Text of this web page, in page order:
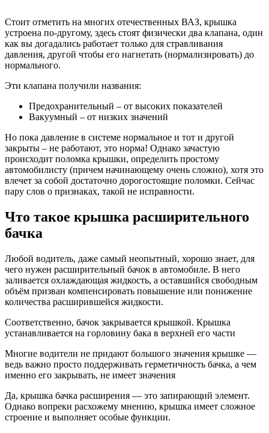
Стоит отметить на многих отечественных ВАЗ, крышка
устроена по-другому, здесь стоят физически два клапана, один
как вы догадались работает только для стравливания
давления, другой чтобы его нагнетать (нормализировать) до
нормального.
Эти клапана получили названия:
Предохранительный – от высоких показателей
Вакуумный – от низких значений
Но пока давление в системе нормальное и тот и другой
закрыты – не работают, это норма! Однако зачастую
происходит поломка крышки, определить простому
автомобилисту (причем начинающему очень сложно), хотя это
влечет за собой достаточно дорогостоящие поломки. Сейчас
пару слов о признаках, такой не исправности.
Что такое крышка расширительного
бачка
Любой водитель, даже самый неопытный, хорошо знает, для
чего нужен расширительный бачок в автомобиле. В него
заливается охлаждающая жидкость, а оставшийся свободным
объём призван компенсировать повышение или понижение
количества расширившейся жидкости.
Соответственно, бачок закрывается крышкой. Крышка
устанавливается на горловину бака в верхней его части
Многие водители не придают большого значения крышке —
ведь важно просто поддерживать герметичность бачка, а чем
именно его закрывать, не имеет значения
Да, крышка бачка расширения — это запирающий элемент.
Однако вопреки расхожему мнению, крышка имеет сложное
строение и выполняет особые функции.